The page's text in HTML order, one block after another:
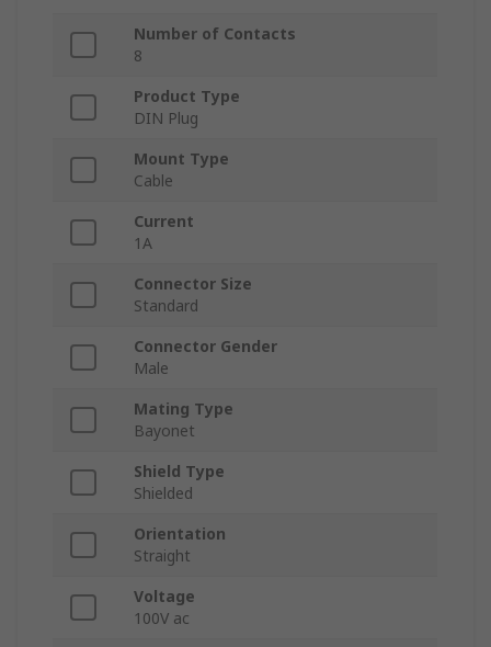
Number of Contacts
8
Product Type
DIN Plug
Mount Type
Cable
Current
1A
Connector Size
Standard
Connector Gender
Male
Mating Type
Bayonet
Shield Type
Shielded
Orientation
Straight
Voltage
100V ac